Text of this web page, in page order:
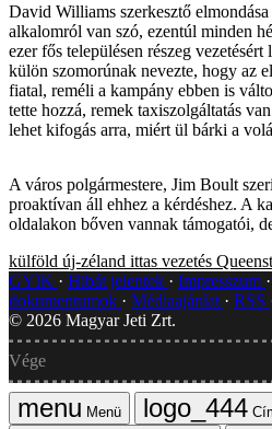
David Williams szerkesztő
alkalomról van szó, ezentúl minden
ezer fős településen részeg
külön szomorúnak nevezte, hogy az
fiatal, reméli a kampány ebben is
tette hozzá, remek taxiszolgáltatás
lehet kifogás arra, miért ül bárki a
A város polgármestere, Jim Boult
proaktívan áll ehhez a kérdéshez. A
oldalakon bőven vannak támogatói,
külföld új-zéland ittas vezetés
GYIK
Hibát jelentek Impresszum
dokumentumok
Médiaajánlat RSS
© 2026 Magyar Jeti Zrt.
Vége
Menü